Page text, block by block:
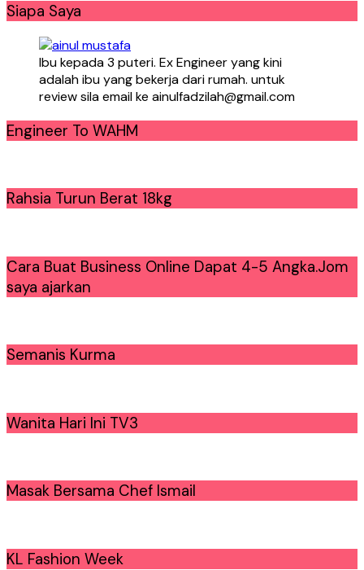
Siapa Saya
Ibu kepada 3 puteri. Ex Engineer yang kini
adalah ibu yang bekerja dari rumah. untuk
review sila email ke ainulfadzilah@gmail.com
Engineer To WAHM
Rahsia Turun Berat 18kg
Cara Buat Business Online Dapat 4-5 Angka.Jom
saya ajarkan
Semanis Kurma
Wanita Hari Ini TV3
Masak Bersama Chef Ismail
KL Fashion Week